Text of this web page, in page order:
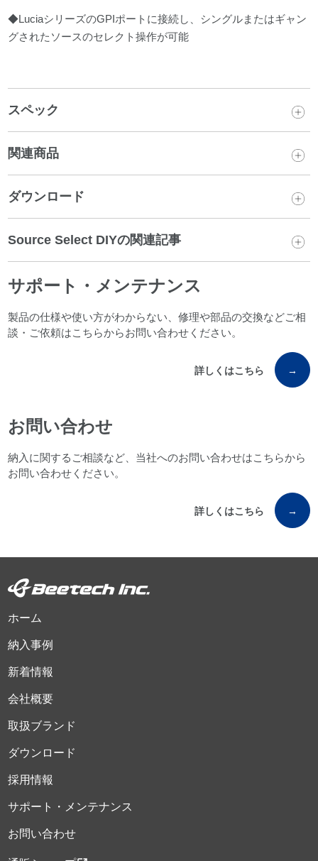
◆LuciaシリーズのGPIポートに接続し、シングルまたはギャン
グされたソースのセレクト操作が可能
スペック
関連商品
ダウンロード
Source Select DIYの関連記事
サポート・メンテナンス
製品の仕様や使い方がわからない、修理や部品の交換などご相
談・ご依頼はこちらからお問い合わせください。
詳しくはこちら →
お問い合わせ
納入に関するご相談など、当社へのお問い合わせはこちらから
お問い合わせください。
詳しくはこちら →
ホーム
納入事例
新着情報
会社概要
取扱ブランド
ダウンロード
採用情報
サポート・メンテナンス
お問い合わせ